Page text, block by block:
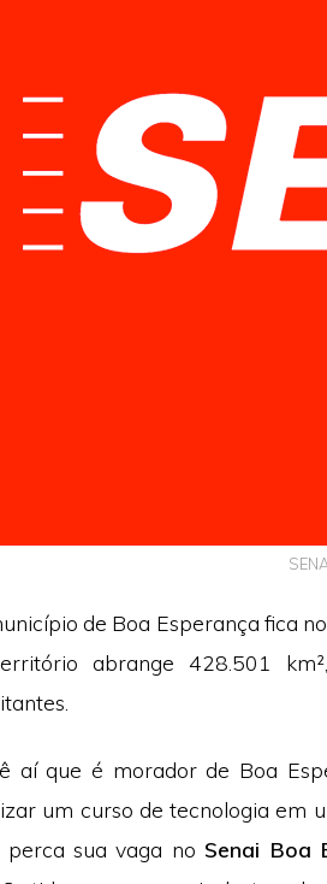
de Boa Esperança fica
abrange 428.501
aí que é morador de Boa
um curso de tecnologia em
perca sua vaga no Senai Boa